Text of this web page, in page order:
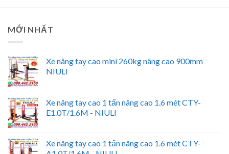
MỚI NHẤT
Xe nâng tay cao mini 260kg nâng cao 900mm
NIULI
Xe nâng tay cao 1 tấn nâng cao 1.6 mét CTY-
E1.0T/1.6M - NIULI
Xe nâng tay cao 1 tấn nâng cao 1.6 mét CTY-